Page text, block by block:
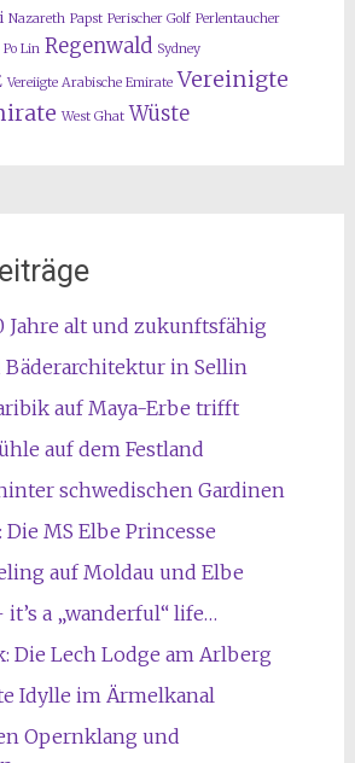
Nazareth Papst Perischer Golf Perlentaucher
Po Lin Regenwald Sydney
Vereiigte Arabische Emirate Vereinigte
West Ghat Wüste
Jahre alt und zukunftsfähig
Bäderarchitektur in Sellin
auf Maya-Erbe trifft
auf dem Festland
schwedischen Gardinen
MS Elbe Princesse
auf Moldau und Elbe
a „wanderful“ life…
Die Lech Lodge am Arlberg
Idylle im Ärmelkanal
Opernklang und